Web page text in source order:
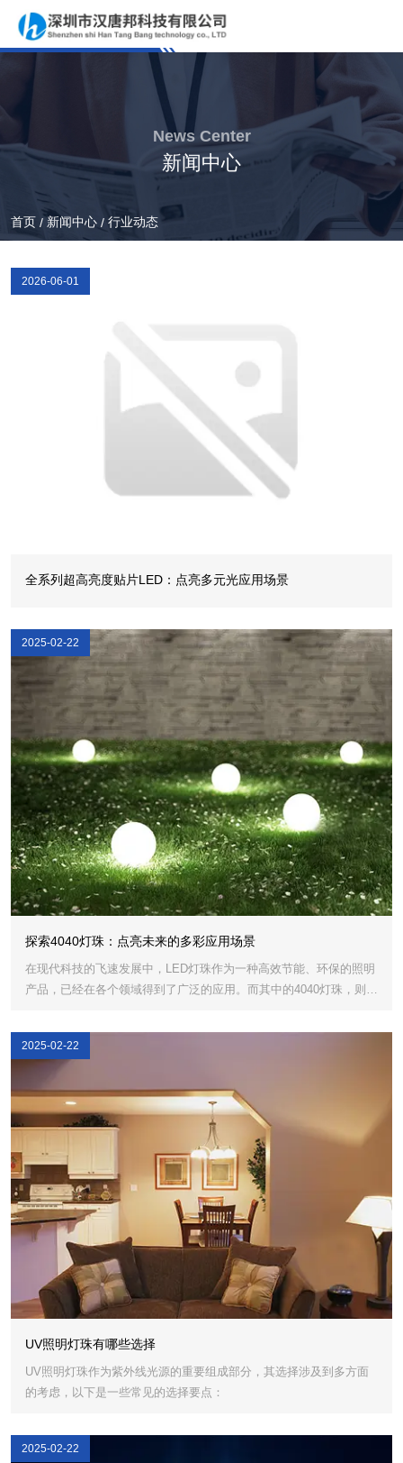
News Center
新闻中心
首页 / 新闻中心 / 行业动态
2026-06-01
全系列超高亮度贴片LED：点亮多元光应用场景
2025-02-22
探索4040灯珠：点亮未来的多彩应用场景
在现代科技的飞速发展中，LED灯珠作为一种高效节能、环保的照明
产品，已经在各个领域得到了广泛的应用。而其中的4040灯珠，则以
明珠。
2025-02-22
UV照明灯珠有哪些选择
UV照明灯珠作为紫外线光源的重要组成部分，其选择涉及到多方面
的考虑，以下是一些常见的选择要点：
2025-02-22